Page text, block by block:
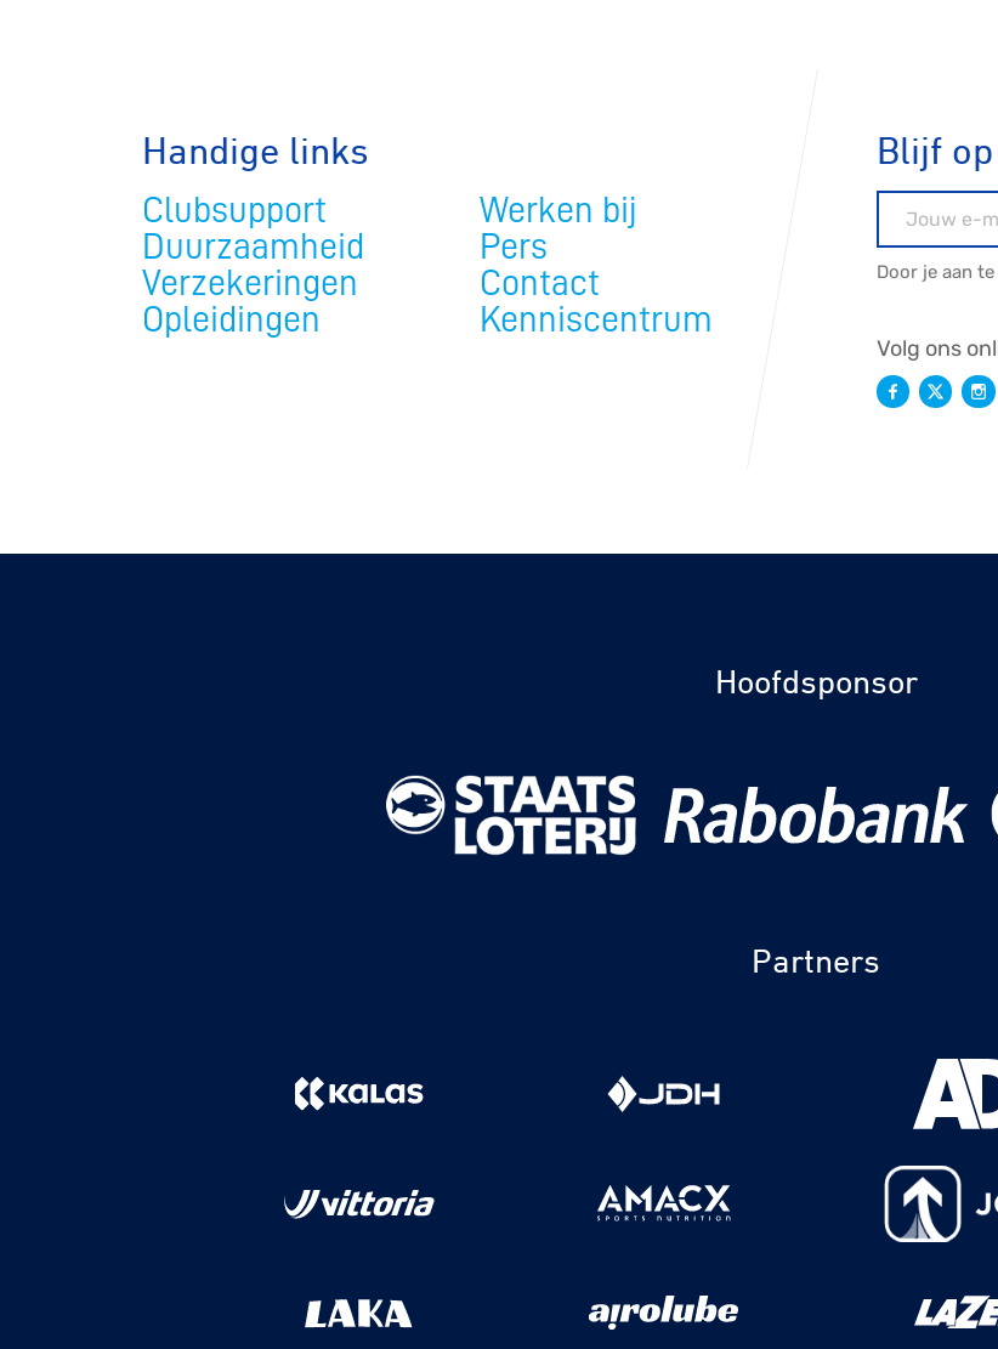
Handige links
Clubsupport
Werken bij
Duurzaamheid
Pers
Verzekeringen
Contact
Opleidingen
Kenniscentrum
Blijf
Door je aan
Volg ons
Hoofdsponsor
Partners